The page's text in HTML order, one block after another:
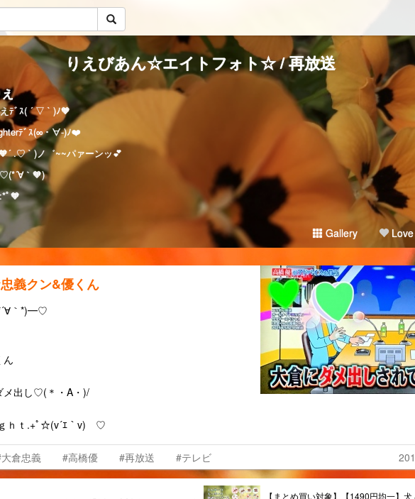
りえびあん☆エイトフォト☆ / 再放送
ﾃﾞｽ( ´ ▽ ` )ﾉ🧡
ﾃﾞｽ(∞・∀-)ﾉ❤️
.♡ ` )ノ゛~~パァーンッ💕
｀🧡)
ﾟ🧡
Gallery Love
義クン&優くん
｀*)━♡
ん
メ出し♡(＊・A・)/
ｈｔ.+ﾟ☆(v´ｴ｀v)ゝ♡
倉忠義 #高橋優 #再放送 #テレビ
【まとめ買い対象】【1490円均一】